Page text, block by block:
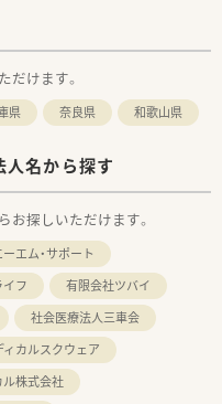
だけます。
県 奈良県 和歌山県
人名から探す
お探しいただけます。
エム・サポート
フ
有限会社ツバイ
社会医療法人三車会
カルスクウェア
株式会社